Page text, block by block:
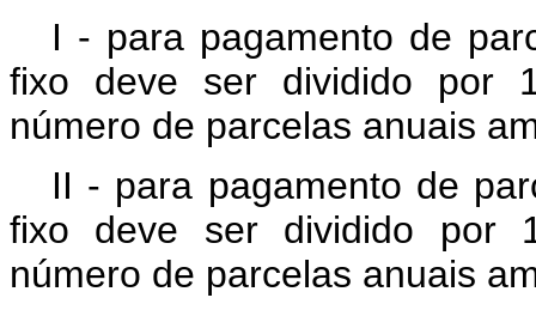
I - para pagamento de
fixo deve ser dividido por
número de parcelas anuais
II - para pagamento de
fixo deve ser dividido por
número de parcelas anuais